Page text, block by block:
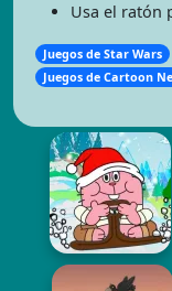
Usa el ratón
Juegos de Star Wars
Juegos de Cartoon